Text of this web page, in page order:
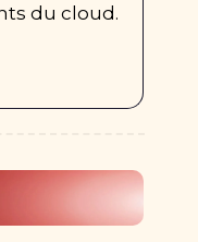
du cloud.